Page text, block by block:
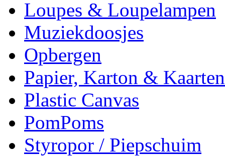
Loupes & Loupelampen
Muziekdoosjes
Opbergen
Papier, Karton & Kaarten
Plastic Canvas
PomPoms
Styropor / Piepschuim